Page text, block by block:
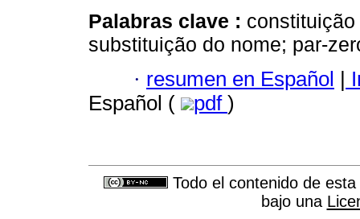
Palabras clave :
substituição do nome; par-
· resumen en Español |
Español (
pdf )
Todo el contenido de
bajo una